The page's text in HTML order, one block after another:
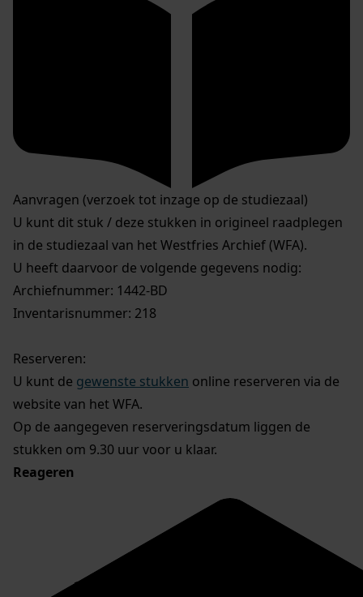
Aanvragen (verzoek tot inzage op de studiezaal)
U kunt dit stuk / deze stukken in origineel raadplegen
in de studiezaal van het Westfries Archief (WFA).
U heeft daarvoor de volgende gegevens nodig:
Archiefnummer: 1442-BD
Inventarisnummer: 218
Reserveren:
U kunt de gewenste stukken online reserveren via de
website van het WFA.
Op de aangegeven reserveringsdatum liggen de
stukken om 9.30 uur voor u klaar.
Reageren